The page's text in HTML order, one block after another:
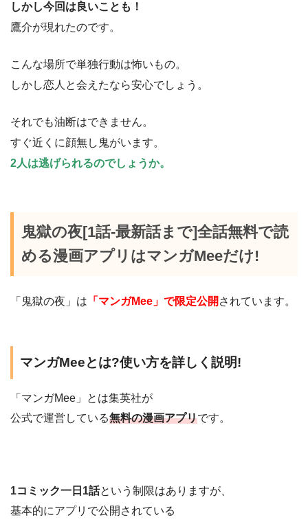
しかし今回は良いことも！
鷹介が現れたのです。
こんな場所で単独行動は怖いもの。
しかし恋人と会えたなら安心でしょう。
それでも油断はできません。
すぐ近くに顔無し鬼がいます。
2人は逃げられるのでしょうか。
鬼獄の夜[1話-最新話まで]全話無料で読
める漫画アプリはマンガMeeだけ!
「鬼獄の夜」は 「マンガMee」で限定公開 されています。
マンガMeeとは?使い方を詳しく説明!
「マンガMee」とは集英社が
公式で運営している無料の漫画アプリです。
1コミック一日1話という制限はありますが、
基本的にアプリで公開されている